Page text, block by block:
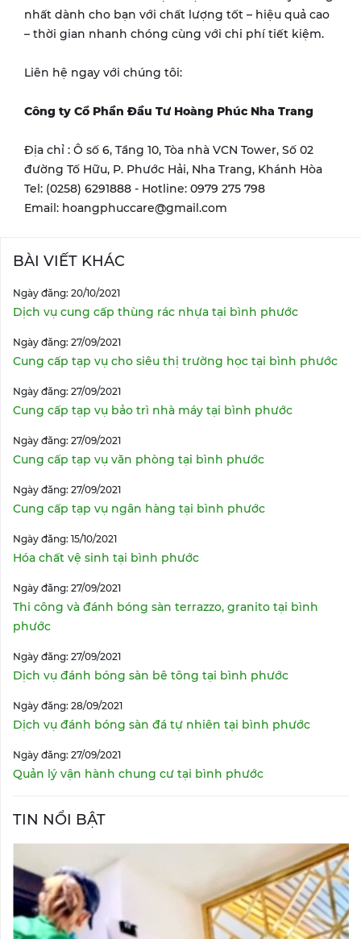
nhất dành cho bạn với chất lượng tốt – hiệu quả cao
– thời gian nhanh chóng cùng với chi phí tiết kiệm.
Liên hệ ngay với chúng tôi:
Công ty Cổ Phần Đầu Tư Hoàng Phúc Nha Trang
Địa chỉ : Ô số 6, Tầng 10, Tòa nhà VCN Tower, Số 02
đường Tố Hữu, P. Phước Hải, Nha Trang, Khánh Hòa
Tel: (0258) 6291888 - Hotline: 0979 275 798
Email: hoangphuccare@gmail.com
BÀI VIẾT KHÁC
Ngày đăng: 20/10/2021
Dịch vụ cung cấp thùng rác nhựa tại bình phước
Ngày đăng: 27/09/2021
Cung cấp tạp vụ cho siêu thị trường học tại bình phước
Ngày đăng: 27/09/2021
Cung cấp tạp vụ bảo trì nhà máy tại bình phước
Ngày đăng: 27/09/2021
Cung cấp tạp vụ văn phòng tại bình phước
Ngày đăng: 27/09/2021
Cung cấp tạp vụ ngân hàng tại bình phước
Ngày đăng: 15/10/2021
Hóa chất vệ sinh tại bình phước
Ngày đăng: 27/09/2021
Thi công và đánh bóng sàn terrazzo, granito tại bình
phước
Ngày đăng: 27/09/2021
Dịch vụ đánh bóng sàn bê tông tại bình phước
Ngày đăng: 28/09/2021
Dịch vụ đánh bóng sàn đá tự nhiên tại bình phước
Ngày đăng: 27/09/2021
Quản lý vận hành chung cư tại bình phước
TIN NỔI BẬT